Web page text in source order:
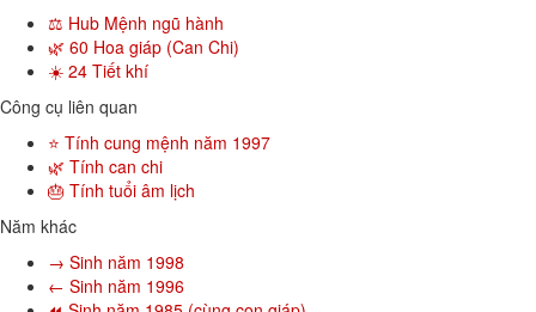
⚖️ Hub Mệnh ngũ hành
🌿 60 Hoa giáp (Can Chi)
☀️ 24 Tiết khí
Công cụ liên quan
⭐ Tính cung mệnh năm 1997
🌿 Tính can chi
🎂 Tính tuổi âm lịch
Năm khác
→ Sinh năm 1998
← Sinh năm 1996